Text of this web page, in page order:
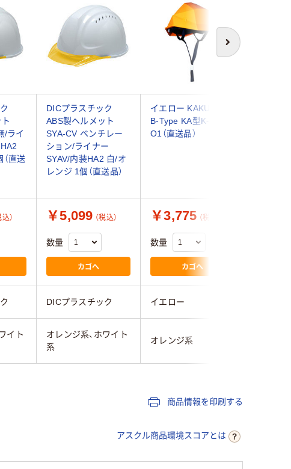
次へ
/ライ
直送
DICプラスチック
ABS製ヘルメット
SYA-CV ベンチレー
ション/ライナー
SYAV/内装HA2 白/オ
レンジ 1個（直送品）
イエロー KAKUMET
B-Type KA型K-1-P式
O1（直送品）
込） ￥5,099 （税込）
数量
カゴへ
￥3,775 （税込）
数量
カゴへ
DICプラスチック イエロー
イト
オレンジ系、ホワイト
系
オレンジ系
商品情報を印刷する
アスクル商品環境スコアとは